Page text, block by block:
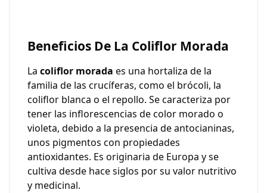
Beneficios De La Coliflor Morada
La coliflor morada es una hortaliza de la
familia de las crucíferas, como el brócoli, la
coliflor blanca o el repollo. Se caracteriza por
tener las inflorescencias de color morado o
violeta, debido a la presencia de antocianinas,
unos pigmentos con propiedades
antioxidantes. Es originaria de Europa y se
cultiva desde hace siglos por su valor nutritivo
y medicinal.